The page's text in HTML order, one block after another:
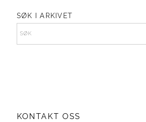
SØK I ARKIVET
KONTAKT OSS